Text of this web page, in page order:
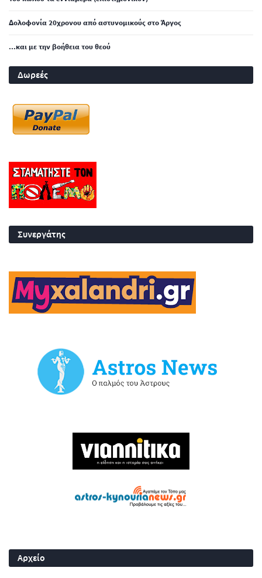
Δολοφονία 20χρονου από αστυνομικούς στο Άργος
...και με την βοήθεια του θεού
Δωρεές
Συνεργάτης
Αρχείο